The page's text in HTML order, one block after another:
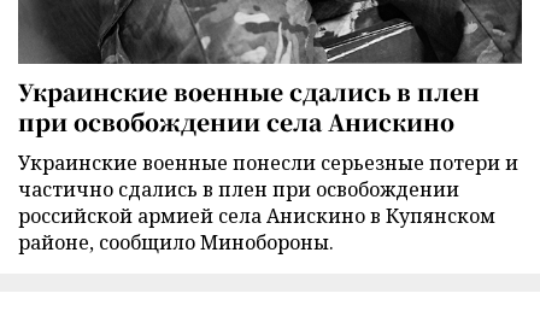
Украинские военные сдались в плен
при освобождении села Анискино
Украинские военные понесли серьезные потери и
частично сдались в плен при освобождении
российской армией села Анискино в Купянском
районе, сообщило Минобороны.